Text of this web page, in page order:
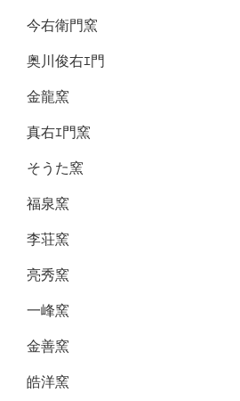
今右衛門窯
奥川俊右ｴ門
金龍窯
真右ｴ門窯
そうた窯
福泉窯
李荘窯
亮秀窯
一峰窯
金善窯
皓洋窯